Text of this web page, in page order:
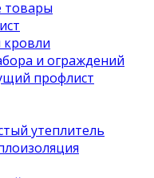
товары
кровли
и ограждений
профлист
утеплитель